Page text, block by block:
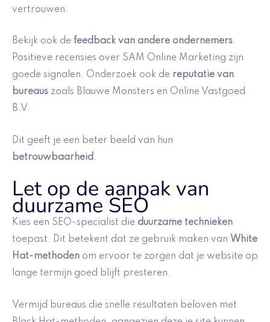
vertrouwen.
Bekijk ook de feedback van andere ondernemers.
Positieve recensies over SAM Online Marketing zijn
goede signalen. Onderzoek ook de reputatie van
bureaus zoals Blauwe Monsters en Online Vastgoed
B.V.
Dit geeft je een beter beeld van hun
betrouwbaarheid .
Let op de aanpak van
duurzame SEO
Kies een SEO-specialist die duurzame technieken
toepast. Dit betekent dat ze gebruik maken van White
Hat-methoden om ervoor te zorgen dat je website op
lange termijn goed blijft presteren.
Vermijd bureaus die snelle resultaten beloven met